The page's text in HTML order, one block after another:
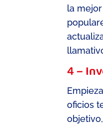
la
llamativ
4 –
oficios